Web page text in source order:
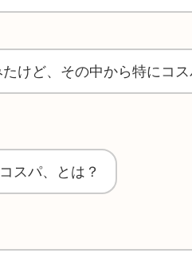
けど、その中から特にコ
コスパ、とは？